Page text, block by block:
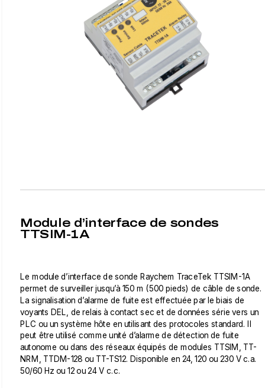
Module d’interface de sondes
TTSIM-1A
Le module d’interface de sonde Raychem TraceTek TTSIM-1A
permet de surveiller jusqu’à 150 m (500 pieds) de câble de sonde.
La signalisation d’alarme de fuite est effectuée par le biais de
voyants DEL, de relais à contact sec et de données série vers un
PLC ou un système hôte en utilisant des protocoles standard. Il
peut être utilisé comme unité d’alarme de détection de fuite
autonome ou dans des réseaux équipés de modules TTSIM, TT-
NRM, TTDM-128 ou TT-TS12. Disponible en 24, 120 ou 230 V c.a.
50/60 Hz ou 12 ou 24 V c.c.